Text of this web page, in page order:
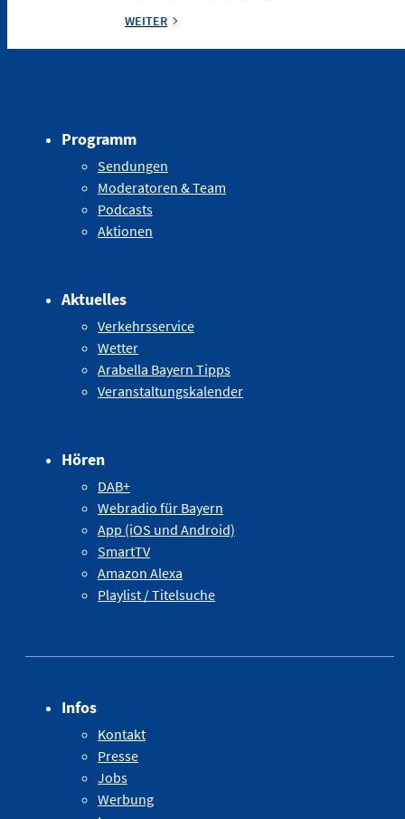
WEITER
Programm
Sendungen
Moderatoren & Team
Podcasts
Aktionen
Aktuelles
Verkehrsservice
Wetter
Arabella Bayern Tipps
Veranstaltungskalender
Hören
DAB+
Webradio für Bayern
App (iOS und Android)
SmartTV
Amazon Alexa
Playlist / Titelsuche
Infos
Kontakt
Presse
Jobs
Werbung